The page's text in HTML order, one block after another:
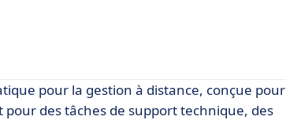
pour la gestion à distance, conçue pour
des tâches de support technique, des